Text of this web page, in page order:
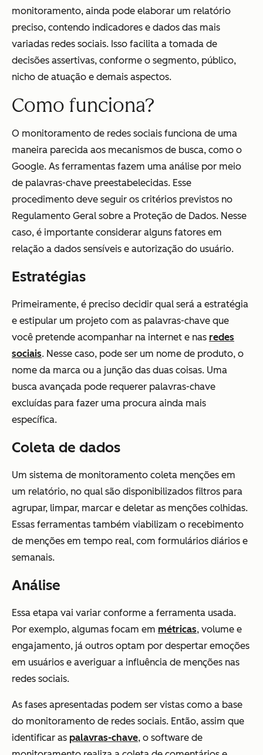
monitoramento, ainda pode elaborar um relatório
preciso, contendo indicadores e dados das mais
variadas redes sociais. Isso facilita a tomada de
decisões assertivas, conforme o segmento, público,
nicho de atuação e demais aspectos.
Como funciona?
O monitoramento de redes sociais funciona de uma
maneira parecida aos mecanismos de busca, como o
Google. As ferramentas fazem uma análise por meio
de palavras-chave preestabelecidas. Esse
procedimento deve seguir os critérios previstos no
Regulamento Geral sobre a Proteção de Dados. Nesse
caso, é importante considerar alguns fatores em
relação a dados sensíveis e autorização do usuário.
Estratégias
Primeiramente, é preciso decidir qual será a estratégia
e estipular um projeto com as palavras-chave que
você pretende acompanhar na internet e nas redes
sociais. Nesse caso, pode ser um nome de produto, o
nome da marca ou a junção das duas coisas. Uma
busca avançada pode requerer palavras-chave
excluídas para fazer uma procura ainda mais
específica.
Coleta de dados
Um sistema de monitoramento coleta menções em
um relatório, no qual são disponibilizados filtros para
agrupar, limpar, marcar e deletar as menções colhidas.
Essas ferramentas também viabilizam o recebimento
de menções em tempo real, com formulários diários e
semanais.
Análise
Essa etapa vai variar conforme a ferramenta usada.
Por exemplo, algumas focam em métricas, volume e
engajamento, já outros optam por despertar emoções
em usuários e averiguar a influência de menções nas
redes sociais.
As fases apresentadas podem ser vistas como a base
do monitoramento de redes sociais. Então, assim que
identificar as palavras-chave, o software de